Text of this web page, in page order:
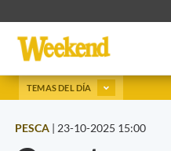
TEMAS DEL DÍA
PESCA | 23-10-2025 15:00